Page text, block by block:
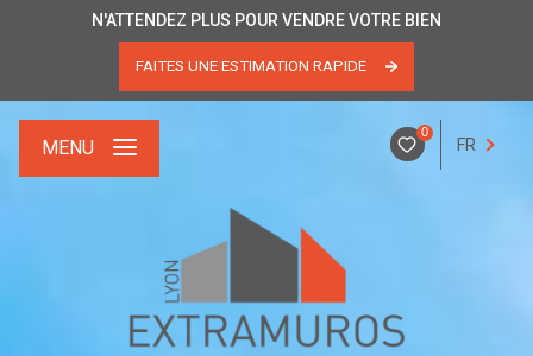
N'ATTENDEZ PLUS POUR VENDRE VOTRE BIEN
FAITES UNE ESTIMATION RAPIDE
0
FR
MENU